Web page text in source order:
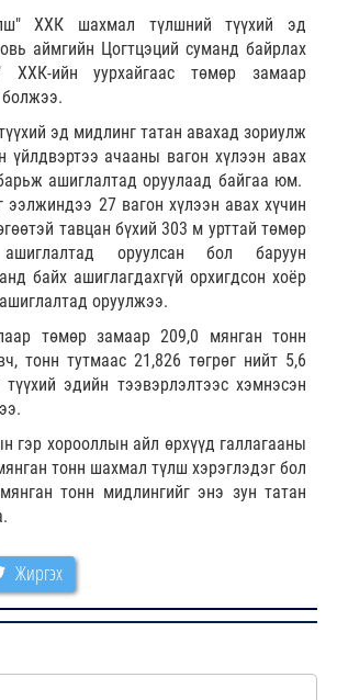
ХХК шахмал түлшний түүхий эд
аймгийн Цогтцэций суманд байрлах
ХХК-ийн уурхайгаас төмөр замаар
болжээ.
эд мидлинг татан авахад зориулж
үйлдвэртээ ачааны вагон хүлээн авах
ашиглалтад оруулаад байгаа юм.
ээлжиндээ 27 вагон хүлээн авах хүчин
тавцан бүхий 303 м урттай төмөр
оруулсан бол баруун
байх ашиглагдахгүй орхигдсон хоёр
оруулжээ.
төмөр замаар 209,0 мянган тонн
тонн тутмаас 21,826 төгрөг нийт 5,6
түүхий эдийн тээвэрлэлтээс хэмнэсэн
гэр хорооллын айл өрхүүд галлагааны
тонн шахмал түлш хэрэглэдэг бол
тонн мидлингийг энэ зун татан
Жиргэх